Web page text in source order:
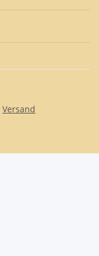
Versand